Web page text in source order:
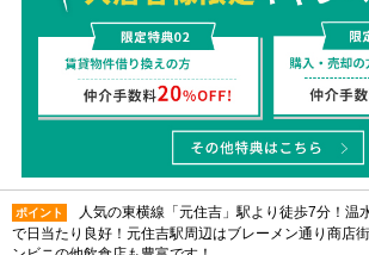
ポイント
人気の東横線「元住吉」駅より徒歩7分！温
で日当たり良好！元住吉駅周辺はブレーメン通り商店